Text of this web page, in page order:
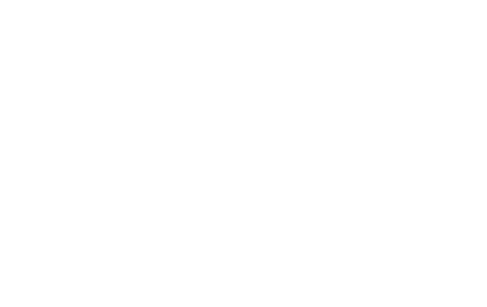
V zahradě bazén s mořskou vodou, lehátka a slunečníky zdarma, bar u bazénu.
u hotelu, lehátka a slunečníky za poplatek, osušky na depozit.
bufetu